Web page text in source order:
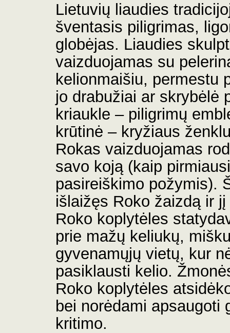
Lietuvių liaudies
šventasis piligrimas,
globėjas. Liaudies
vaizduojamas su
kelionmaišiu, permestu
jo drabužiai ar skrybėlė
kriaukle – piligrimų
krūtinė – kryžiaus
Rokas vaizduojamas
savo koją (kaip
pasireiškimo požymis).
išlaižęs Roko žaizdą ir
Roko koplytėles
prie mažų keliukų,
gyvenamųjų vietų, kur
pasiklausti kelio.
Roko koplytėles
bei norėdami apsaugoti
kritimo.